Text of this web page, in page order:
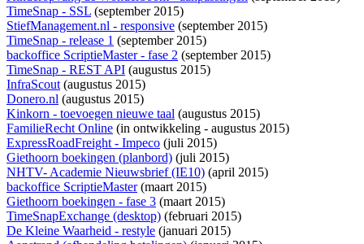
TimeSnap - SSL (september 2015)
StiefManagement.nl - responsive (september 2015)
TimeSnap - release 1 (september 2015)
backoffice ScriptieMaster - fase 2 (september 2015)
TimeSnap - REST API (augustus 2015)
InfraScout(augustus 2015)
Donero.nl (augustus 2015)
Kinkorn - toevoegen nieuwe taal (augustus 2015)
FamilieRecht Online (in ontwikkeling - augustus 2015)
ExpressRoadFreight - Impeco (juli 2015)
Giethoorn boekingen (planbord) (juli 2015)
NHTV- Academie Nieuwsbrief (IE10) (april 2015)
backoffice ScriptieMaster(maart 2015)
Giethoorn boekingen - fase 3 (maart 2015)
TimeSnapExchange (desktop) (februari 2015)
De Kleine Waarheid - restyle (januari 2015)